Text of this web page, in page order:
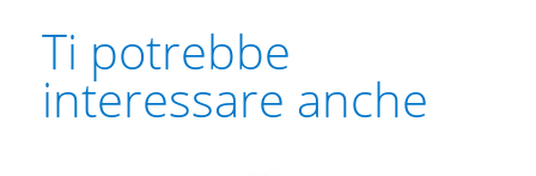
Ti potrebbe
interessare anche